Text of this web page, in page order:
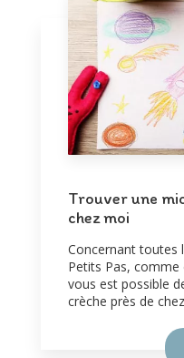
Trouver une
chez moi
Concernant toutes
Petits Pas, comme
vous est possible
crèche près de